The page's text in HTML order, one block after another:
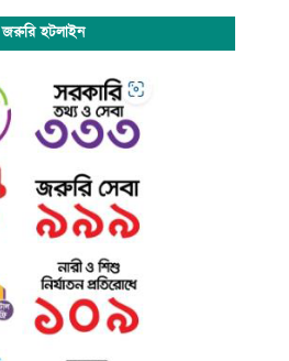
জরুরি হটলাইন